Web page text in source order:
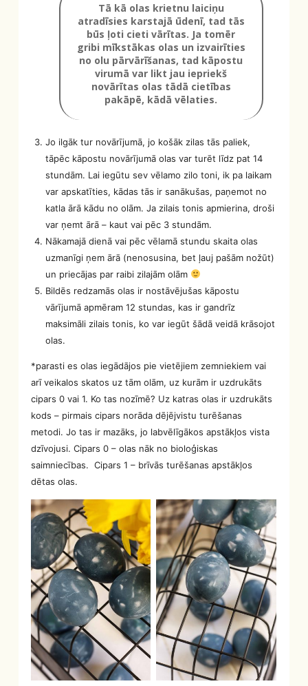
Tā kā olas krietnu laiciņu
atradīsies karstajā ūdenī, tad tās
būs ļoti cieti vārītas. Ja tomēr
gribi mīkstākas olas un izvairīties
no olu pārvārīšanas, tad kāpostu
virumā var likt jau iepriekš
novārītas olas tādā cietības
pakāpē, kādā vēlaties.
Jo ilgāk tur novārījumā, jo košāk zilas tās paliek,
tāpēc kāpostu novārījumā olas var turēt līdz pat 14
stundām. Lai iegūtu sev vēlamo zilo toni, ik pa laikam
var apskatīties, kādas tās ir sanākušas, paņemot no
katla ārā kādu no olām. Ja zilais tonis apmierina, droši
var ņemt ārā – kaut vai pēc 3 stundām.
Nākamajā dienā vai pēc vēlamā stundu skaita olas
uzmanīgi ņem ārā (nenosusina, bet ļauj pašām nožūt)
un priecājas par raibi zilajām olām
Bildēs redzamās olas ir nostāvējušas kāpostu
vārījumā apmēram 12 stundas, kas ir gandrīz
maksimāli zilais tonis, ko var iegūt šādā veidā krāsojot
olas.
*parasti es olas iegādājos pie vietējiem zemniekiem vai
arī veikalos skatos uz tām olām, uz kurām ir uzdrukāts
cipars 0 vai 1. Ko tas nozīmē? Uz katras olas ir uzdrukāts
kods – pirmais cipars norāda dējējvistu turēšanas
metodi. Jo tas ir mazāks, jo labvēlīgākos apstākļos vista
dzīvojusi. Cipars 0 – olas nāk no bioloģiskas
saimniecības. Cipars 1 – brīvās turēšanas apstākļos
dētas olas.